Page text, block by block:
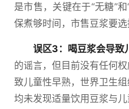
是市售，关键在于“无糖”
保煮够时间，市售豆浆要选
误区3：喝豆浆会导致
的谣言，但目前没有任何
致儿童性早熟，世界卫生
均未发现适量饮用豆浆与